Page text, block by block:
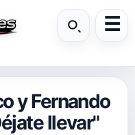
y Fernando
llevar"